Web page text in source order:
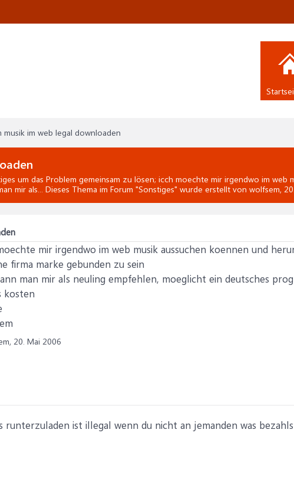
einfaches tool um musik im web legal downloaden
um das Problem gemeinsam zu lösen; icch moechte mir irgendwo im web
mir als... Dieses Thema im Forum "Sonstiges" wurde erstellt von wolfsem,
mir irgendwo im web musik aussuchen koennen und
firma marke gebunden zu sein
man mir als neuling empfehlen, moeglicht ein deutsches
kosten
20. Mai 2006
runterzuladen ist illegal wenn du nicht an jemanden was